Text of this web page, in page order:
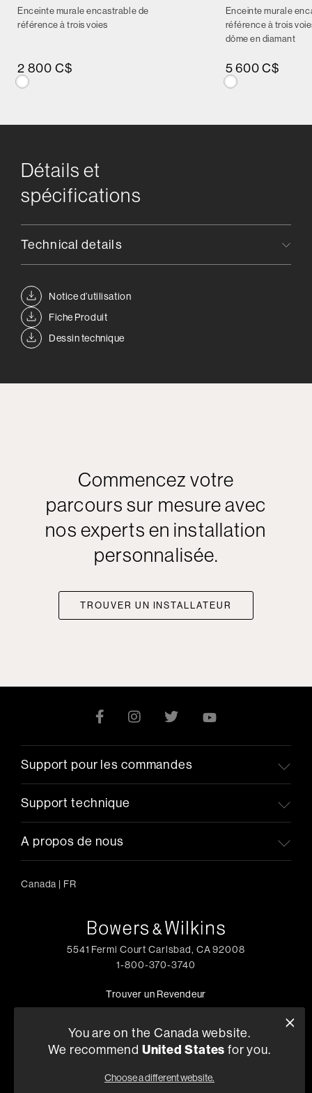
Enceinte murale encastrable de
référence à trois voies
2 800 C$
Enceinte murale
référence à trois
dôme en diamant
5 600 C$
Détails et
spécifications
Notice d’utilisation
Fiche Produit
Dessin technique
Technical details
Commencez votre
parcours sur mesure avec
nos experts en installation
personnalisée.
TROUVER UN INSTALLATEUR
Support pour les commandes
Support technique
A propos de nous
Canada | FR
5541 Fermi Court Carlsbad, CA 92008
1-800-370-3740
Trouver un Revendeur
Politique de Confidentialité
Conditions de Vente
Harman International Industries, Incorporated. All
You are on the Canada website.
We recommend United States for you.
Choose a different website.